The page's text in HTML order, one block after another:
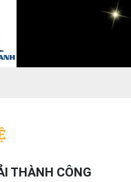
THÀNH CÔNG